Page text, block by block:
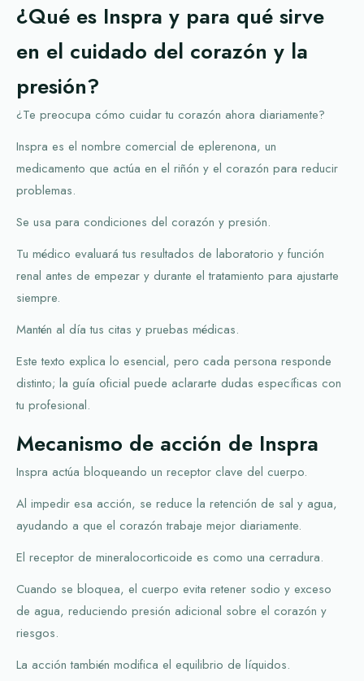
¿Qué es Inspra y para qué sirve
en el cuidado del corazón y la
presión?
¿Te preocupa cómo cuidar tu corazón ahora diariamente?
Inspra es el nombre comercial de eplerenona, un
medicamento que actúa en el riñón y el corazón para reducir
problemas.
Se usa para condiciones del corazón y presión.
Tu médico evaluará tus resultados de laboratorio y función
renal antes de empezar y durante el tratamiento para ajustarte
siempre.
Mantén al día tus citas y pruebas médicas.
Este texto explica lo esencial, pero cada persona responde
distinto; la guía oficial puede aclararte dudas específicas con
tu profesional.
Mecanismo de acción de Inspra
Inspra actúa bloqueando un receptor clave del cuerpo.
Al impedir esa acción, se reduce la retención de sal y agua,
ayudando a que el corazón trabaje mejor diariamente.
El receptor de mineralocorticoide es como una cerradura.
Cuando se bloquea, el cuerpo evita retener sodio y exceso
de agua, reduciendo presión adicional sobre el corazón y
riesgos.
La acción también modifica el equilibrio de líquidos.